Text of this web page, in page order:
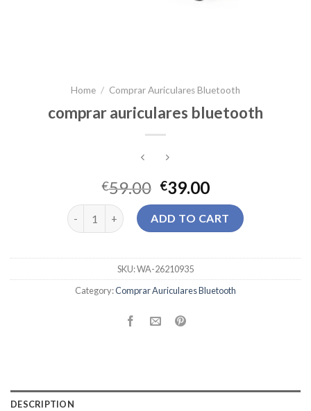
Home / Comprar Auriculares Bluetooth
comprar auriculares bluetooth
€59.00 €39.00
comprar auriculares bluetooth quantity
ADD TO CART
SKU:WA-26210935
Category:Comprar Auriculares Bluetooth
DESCRIPTION